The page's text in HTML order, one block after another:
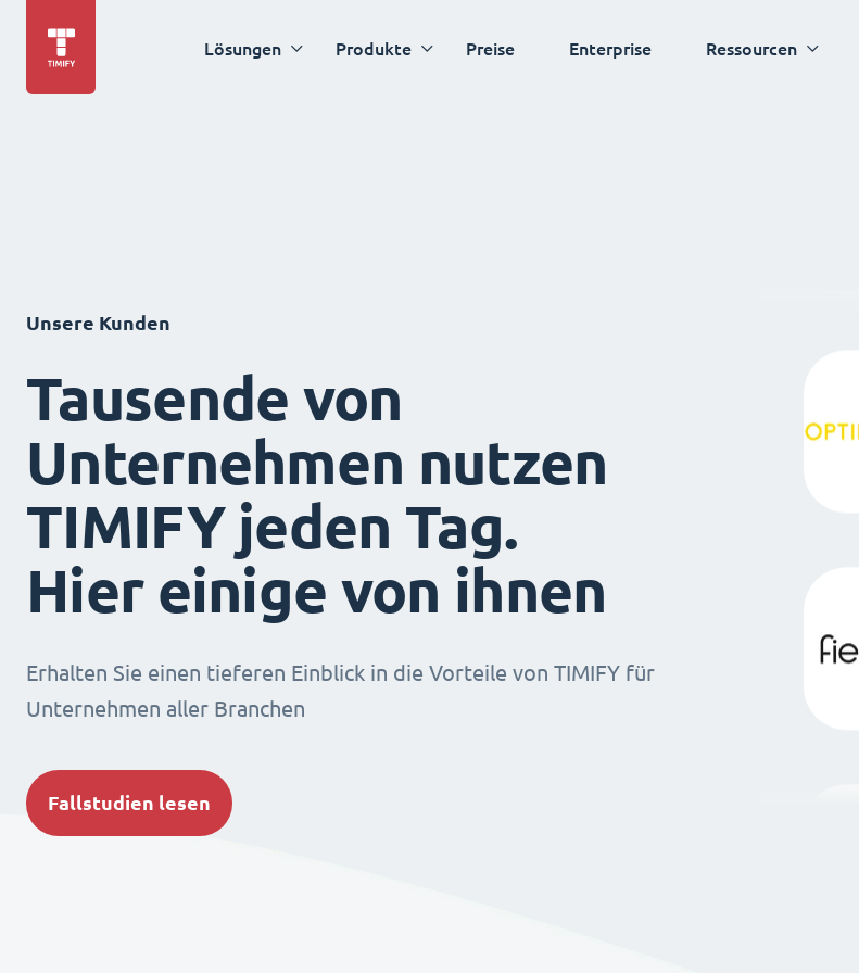
Lösungen Produkte Preise Enterprise Ressourcen
Unsere Kunden
Tausende von
Unternehmen nutzen
TIMIFY jeden Tag.
Hier einige von ihnen
Erhalten Sie einen tieferen Einblick in die Vorteile von TIMIFY für
Unternehmen aller Branchen
Fallstudien lesen